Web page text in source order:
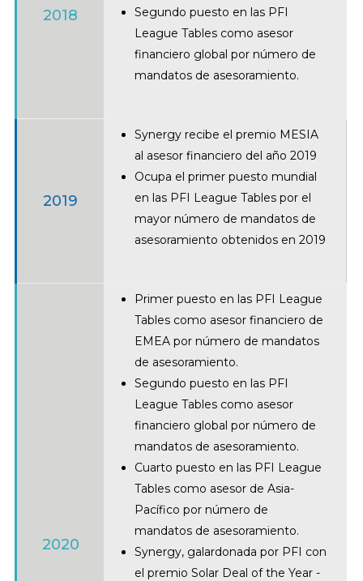
2018
Segundo puesto en las PFI
League Tables como asesor
financiero global por número de
mandatos de asesoramiento.
2019
Synergy recibe el premio MESIA
al asesor financiero del año 2019
Ocupa el primer puesto mundial
en las PFI League Tables por el
mayor número de mandatos de
asesoramiento obtenidos en 2019
2020
Primer puesto en las PFI League
Tables como asesor financiero de
EMEA por número de mandatos
de asesoramiento.
Segundo puesto en las PFI
League Tables como asesor
financiero global por número de
mandatos de asesoramiento.
Cuarto puesto en las PFI League
Tables como asesor de Asia-
Pacífico por número de
mandatos de asesoramiento.
Synergy, galardonada por PFI con
el premio Solar Deal of the Year -